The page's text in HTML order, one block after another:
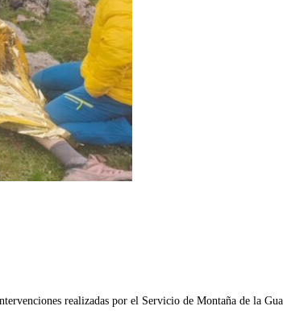
realizadas por el Servicio de Montaña de la